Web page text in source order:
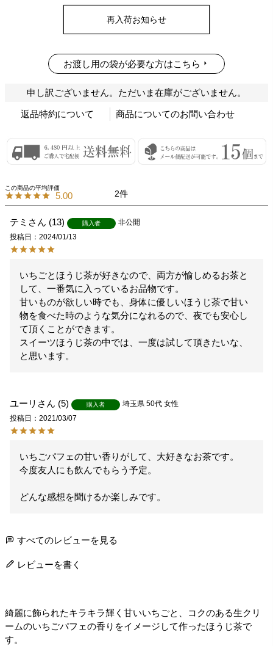
再入荷お知らせ
お渡し用の袋が必要な方はこちら
申し訳ございません。ただいま在庫がございません。
返品特約について 商品についてのお問い合わせ
5.00 2
テミ 13 購入者
非公開
投稿日
2024/01/13
いちごとほうじ茶が好きなので、両方が愉しめるお茶と
して、一番気に入っているお品物です。
甘いものが欲しい時でも、身体に優しいほうじ茶で甘い
物を食べた時のような気分になれるので、夜でも安心し
て頂くことができます。
スイーツほうじ茶の中では、一度は試して頂きたいな、
と思います。
ユーリ 5 購入者 埼玉県 50代 女性
投稿日
2021/03/07
いちごパフェの甘い香りがして、大好きなお茶です。
今度友人にも飲んでもらう予定。
どんな感想を聞けるか楽しみです。
すべてのレビューを見る
レビューを書く
綺麗に飾られたキラキラ輝く甘いいちごと、コクのある生クリ
ームのいちごパフェの香りをイメージして作ったほうじ茶で
す。